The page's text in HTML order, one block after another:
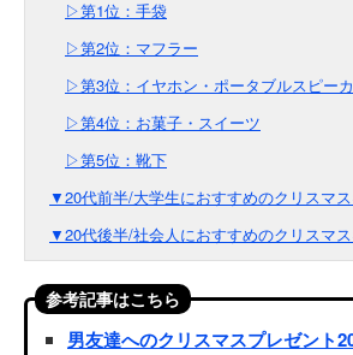
▷第1位：手袋
▷第2位：マフラー
▷第3位：イヤホン・ポータブルスピー
▷第4位：お菓子・スイーツ
▷第5位：靴下
▼20代前半/大学生におすすめのクリスマ
▼20代後半/社会人におすすめのクリスマ
参考記事はこちら
男友達へのクリスマスプレゼント